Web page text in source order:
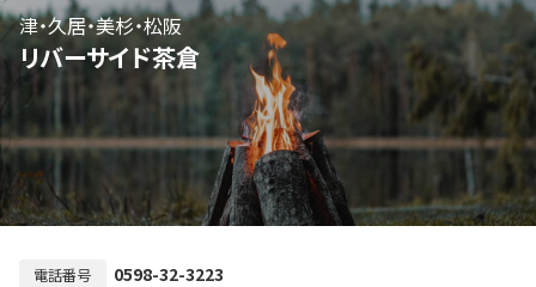
リバーサイド茶倉
津・久居・美杉・松阪
電話番号 0598-32-3223